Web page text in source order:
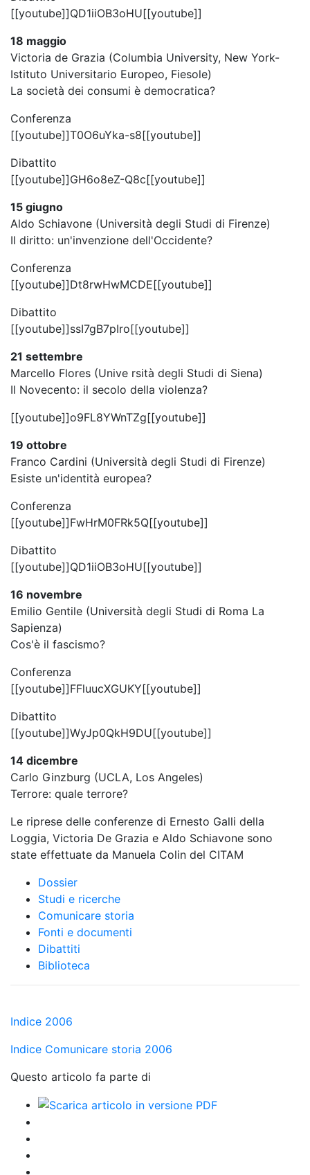
[[youtube]]QD1iiOB3oHU[[youtube]]
18 maggio
Victoria de Grazia (Columbia University, New York-
Istituto Universitario Europeo, Fiesole)
La società dei consumi è democratica?
Conferenza
[[youtube]]T0O6uYka-s8[[youtube]]
Dibattito
[[youtube]]GH6o8eZ-Q8c[[youtube]]
15 giugno
Aldo Schiavone (Università degli Studi di Firenze)
Il diritto: un'invenzione dell'Occidente?
Conferenza
[[youtube]]Dt8rwHwMCDE[[youtube]]
Dibattito
[[youtube]]ssI7gB7pIro[[youtube]]
21 settembre
Marcello Flores (Unive rsità degli Studi di Siena)
Il Novecento: il secolo della violenza?
[[youtube]]o9FL8YWnTZg[[youtube]]
19 ottobre
Franco Cardini (Università degli Studi di Firenze)
Esiste un'identità europea?
Conferenza
[[youtube]]FwHrM0FRk5Q[[youtube]]
Dibattito
[[youtube]]QD1iiOB3oHU[[youtube]]
16 novembre
Emilio Gentile (Università degli Studi di Roma La
Sapienza)
Cos'è il fascismo?
Conferenza
[[youtube]]FFluucXGUKY[[youtube]]
Dibattito
[[youtube]]WyJp0QkH9DU[[youtube]]
14 dicembre
Carlo Ginzburg (UCLA, Los Angeles)
Terrore: quale terrore?
Le riprese delle conferenze di Ernesto Galli della
Loggia, Victoria De Grazia e Aldo Schiavone sono
state effettuate da Manuela Colin del CITAM
Dossier
Studi e ricerche
Comunicare storia
Fonti e documenti
Dibattiti
Biblioteca
Indice 2006
Indice Comunicare storia 2006
Questo articolo fa parte di